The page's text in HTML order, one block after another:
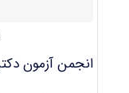
انجمن آزمون